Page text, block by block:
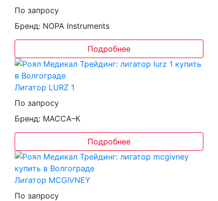
По запросу
Бренд: NOPA Instruments
Подробнее
Лигатор LURZ 1
По запросу
Бренд: МАССА–К
Подробнее
Лигатор MCGIVNEY
По запросу